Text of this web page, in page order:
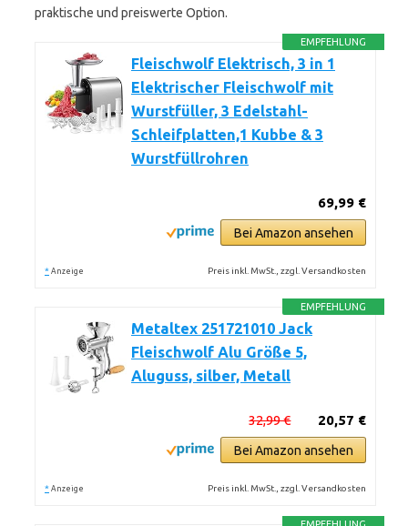
praktische und preiswerte Option.
EMPFEHLUNG
Fleischwolf Elektrisch, 3 in 1
Elektrischer Fleischwolf mit
Wurstfüller, 3 Edelstahl-
Schleifplatten,1 Kubbe & 3
Wurstfüllrohren
69,99 €
Bei Amazon ansehen
* Anzeige Preis inkl. MwSt., zzgl. Versandkosten
EMPFEHLUNG
Metaltex 251721010 Jack
Fleischwolf Alu Größe 5,
Aluguss, silber, Metall
20,57 €
32,99 €
Bei Amazon ansehen
* Anzeige Preis inkl. MwSt., zzgl. Versandkosten